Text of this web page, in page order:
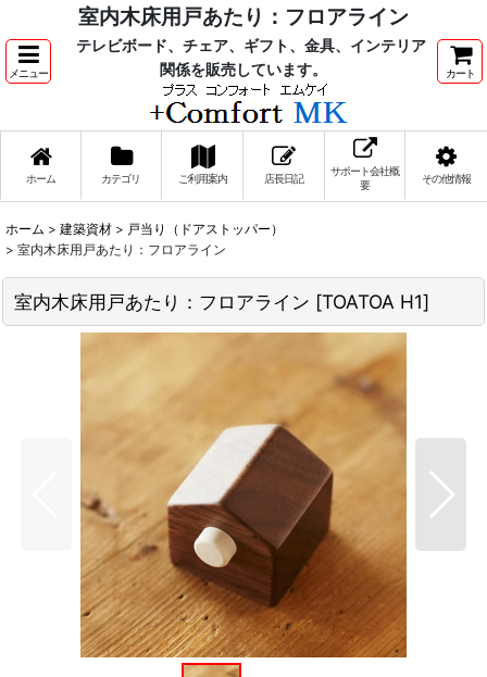
室内木床用戸あたり：フロアライン
メニュー
テレビボード、チェア、ギフト、金具、インテリア
関係を販売しています。
カート
ホーム カテゴリ ご利用案内 店長日記
サポート会社概
要
その他情報
ホーム > 建築資材 > 戸当り（ドアストッパー）
> 室内木床用戸あたり：フロアライン
室内木床用戸あたり：フロアライン [TOATOA H1]